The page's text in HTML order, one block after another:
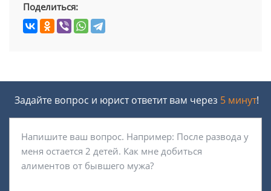
Поделиться:
Задайте вопрос и юрист ответит вам через 5 минут!